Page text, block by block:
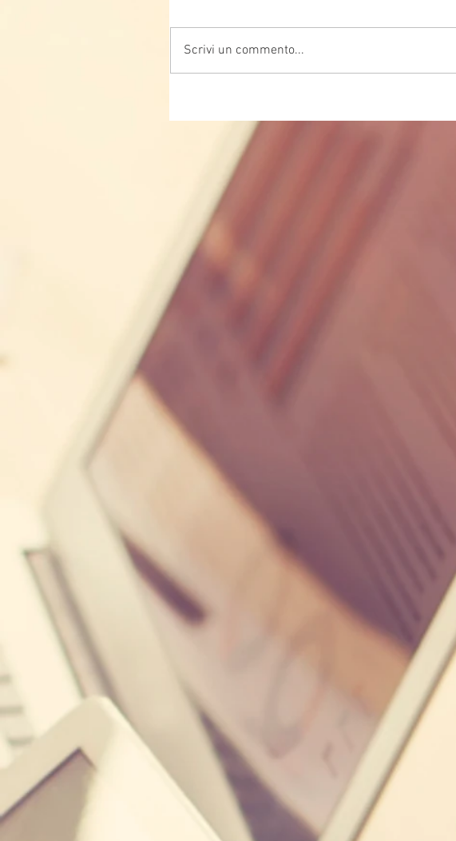
Scrivi un commento...